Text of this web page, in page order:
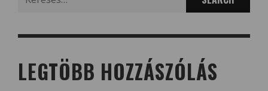
for:
LEGTÖBB HOZZÁSZÓLÁS